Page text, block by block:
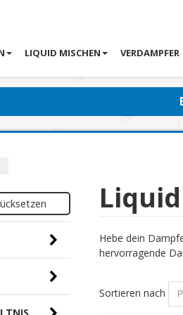
LIQUID MISCHEN VERDAMPFER
Hebe dein
hervorragende
Sortieren nach